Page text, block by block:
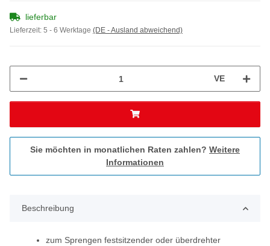
lieferbar
Lieferzeit: 5 - 6 Werktage (DE - Ausland abweichend)
VE
Sie möchten in monatlichen Raten zahlen? Weitere
Informationen
Beschreibung
zum Sprengen festsitzender oder überdrehter